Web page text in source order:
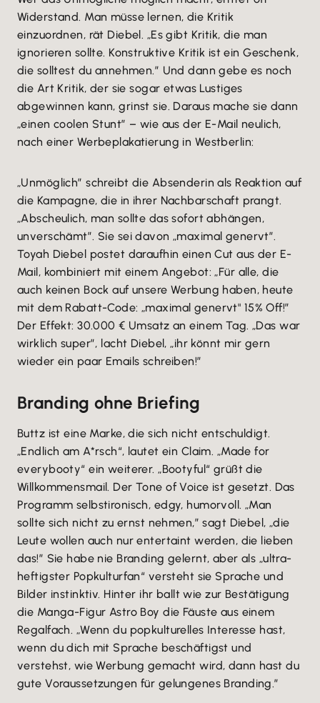
Widerstand. Man müsse lernen, die Kritik
einzuordnen, rät Diebel. „Es gibt Kritik, die man
ignorieren sollte. Konstruktive Kritik ist ein Geschenk,
die solltest du annehmen.” Und dann gebe es noch
die Art Kritik, der sie sogar etwas Lustiges
abgewinnen kann, grinst sie. Daraus mache sie dann
„einen coolen Stunt” – wie aus der E-Mail neulich,
nach einer Werbeplakatierung in Westberlin:
„Unmöglich” schreibt die Absenderin als Reaktion auf
die Kampagne, die in ihrer Nachbarschaft prangt.
„Abscheulich, man sollte das sofort abhängen,
unverschämt”. Sie sei davon „maximal genervt”.
Toyah Diebel postet daraufhin einen Cut aus der E-
Mail, kombiniert mit einem Angebot: „Für alle, die
auch keinen Bock auf unsere Werbung haben, heute
mit dem Rabatt-Code: „maximal genervt" 15% Off!”
Der Effekt: 30.000 € Umsatz an einem Tag. „Das war
wirklich super”, lacht Diebel, „ihr könnt mir gern
wieder ein paar Emails schreiben!”
Branding ohne Briefing
Buttz ist eine Marke, die sich nicht entschuldigt.
„Endlich am A*rsch“, lautet ein Claim. „Made for
everybooty“ ein weiterer. „Bootyful“ grüßt die
Willkommensmail. Der Tone of Voice ist gesetzt. Das
Programm selbstironisch, edgy, humorvoll. „Man
sollte sich nicht zu ernst nehmen,” sagt Diebel, „die
Leute wollen auch nur entertaint werden, die lieben
das!” Sie habe nie Branding gelernt, aber als „ultra-
heftigster Popkulturfan“ versteht sie Sprache und
Bilder instinktiv. Hinter ihr ballt wie zur Bestätigung
die Manga-Figur Astro Boy die Fäuste aus einem
Regalfach. „Wenn du popkulturelles Interesse hast,
wenn du dich mit Sprache beschäftigst und
verstehst, wie Werbung gemacht wird, dann hast du
gute Voraussetzungen für gelungenes Branding.”